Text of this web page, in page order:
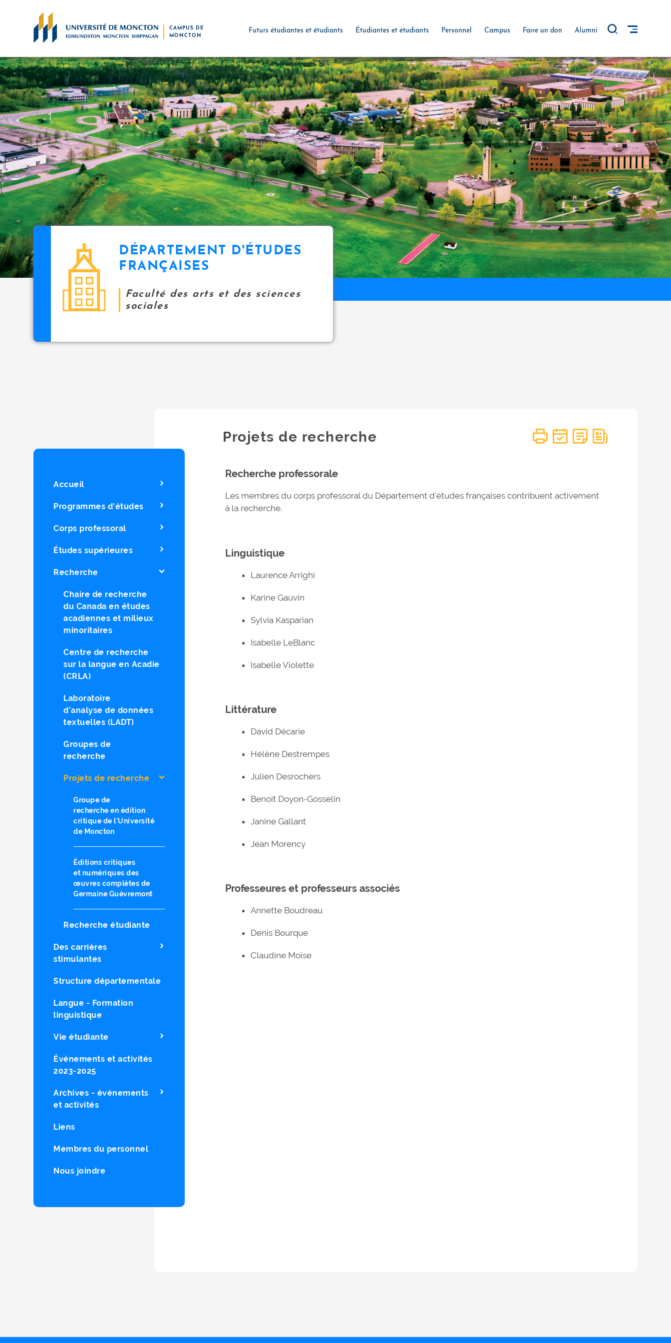
CAMPUS DE
MONCTON
Futurs étudiantes et étudiants Étudiantes et étudiants Personnel Campus Faire un don Alumni
DÉPARTEMENT D'ÉTUDES
FRANÇAISES
Faculté des arts et des sciences
sociales
Accueil
Programmes d'études
Corps professoral
Études supérieures
Recherche
Chaire de recherche
du Canada en études
acadiennes et milieux
minoritaires
Centre de recherche
sur la langue en Acadie
(CRLA)
Laboratoire
d’analyse de données
textuelles (LADT)
Groupes de
recherche
Projets de recherche
Groupe de
recherche en édition
critique de l'Université
de Moncton
Éditions critiques
et numériques des
œuvres complètes de
Germaine Guèvremont
Recherche étudiante
Des carrières
stimulantes
Structure départementale
Langue - Formation
linguistique
Vie étudiante
Événements et activités
2023-2025
Archives - événements
et activités
Liens
Membres du personnel
Nous joindre
Projets de recherche
Recherche professorale
Les membres du corps professoral du Département d'études françaises contribuent activement
à la recherche.
Linguistique
Laurence Arrighi
Karine Gauvin
Sylvia Kasparian
Isabelle LeBlanc
Isabelle Violette
Littérature
David Décarie
Hélène Destrempes
Julien Desrochers
Benoit Doyon-Gosselin
Janine Gallant
Jean Morency
Professeures et professeurs associés
Annette Boudreau
Denis Bourque
Claudine Moïse